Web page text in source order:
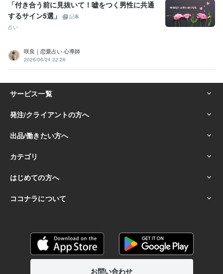
「付き合う前に見抜いて！嘘をつく男性に共通
するサイン5選」
記事
占い
咲良｜恋愛占い 心導師
2026/06/24 22:26